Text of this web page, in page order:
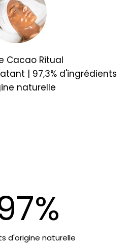
Cacao Ritual
| 97,3% d'ingrédients
naturelle
d'origine naturelle